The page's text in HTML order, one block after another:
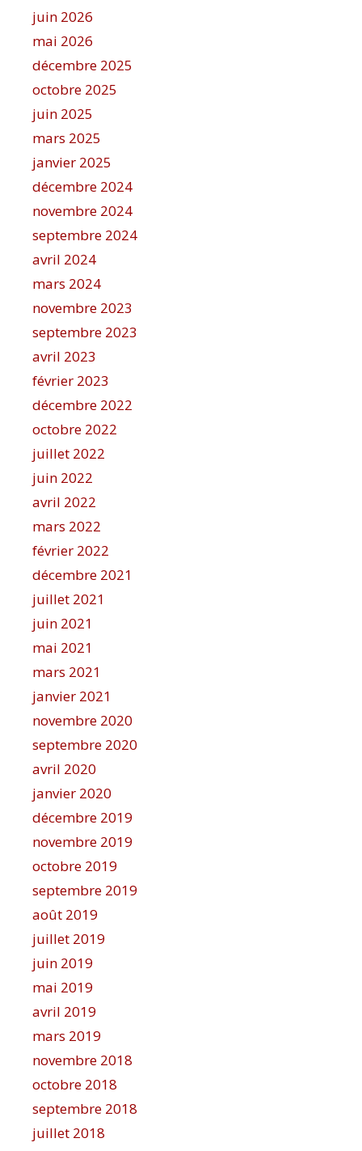
juin 2026
mai 2026
décembre 2025
octobre 2025
juin 2025
mars 2025
janvier 2025
décembre 2024
novembre 2024
septembre 2024
avril 2024
mars 2024
novembre 2023
septembre 2023
avril 2023
février 2023
décembre 2022
octobre 2022
juillet 2022
juin 2022
avril 2022
mars 2022
février 2022
décembre 2021
juillet 2021
juin 2021
mai 2021
mars 2021
janvier 2021
novembre 2020
septembre 2020
avril 2020
janvier 2020
décembre 2019
novembre 2019
octobre 2019
septembre 2019
août 2019
juillet 2019
juin 2019
mai 2019
avril 2019
mars 2019
novembre 2018
octobre 2018
septembre 2018
juillet 2018